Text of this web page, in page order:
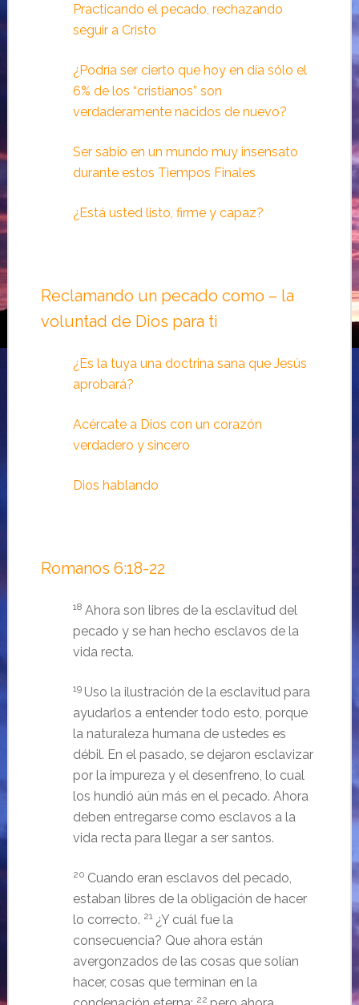
Practicando el pecado, rechazando
seguir a Cristo
¿Podría ser cierto que hoy en día sólo el
6% de los “cristianos” son
verdaderamente nacidos de nuevo?
Ser sabio en un mundo muy insensato
durante estos Tiempos Finales
¿Está usted listo, firme y capaz?
Reclamando un pecado como – la
voluntad de Dios para ti
¿Es la tuya una doctrina sana que Jesús
aprobará?
Acércate a Dios con un corazón
verdadero y sincero
Dios hablando
Romanos 6:18-22
18 Ahora son libres de la esclavitud del
pecado y se han hecho esclavos de la
vida recta.
19 Uso la ilustración de la esclavitud para
ayudarlos a entender todo esto, porque
la naturaleza humana de ustedes es
débil. En el pasado, se dejaron esclavizar
por la impureza y el desenfreno, lo cual
los hundió aún más en el pecado. Ahora
deben entregarse como esclavos a la
vida recta para llegar a ser santos.
20 Cuando eran esclavos del pecado,
estaban libres de la obligación de hacer
lo correcto. 21 ¿Y cuál fue la
consecuencia? Que ahora están
avergonzados de las cosas que solían
hacer, cosas que terminan en la
22